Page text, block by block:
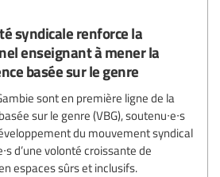
syndicale renforce la
enseignant à mener la
basée sur le genre
sont en première ligne de la
sur le genre (VBG), soutenu∙e∙s
du mouvement syndical
d’une volonté croissante de
espaces sûrs et inclusifs.